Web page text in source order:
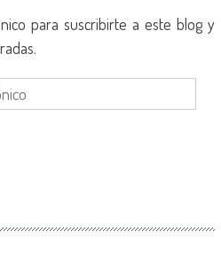
para suscribirte a este blog y